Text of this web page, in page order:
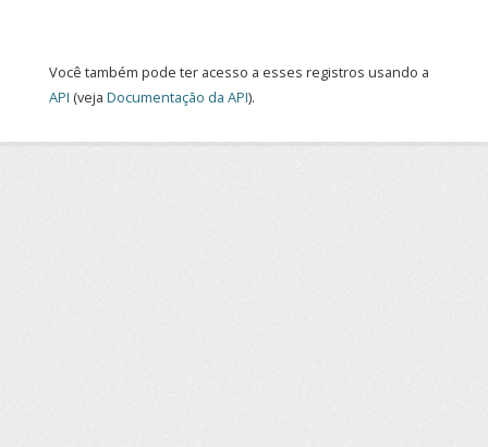
Você também pode ter acesso a esses registros usando a
API (veja Documentação da API).